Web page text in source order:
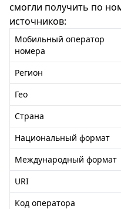
смогли получить по
источников:
Мобильный оператор
номера
Регион
Гео
Страна
Национальный формат
Международный формат
URI
Код оператора